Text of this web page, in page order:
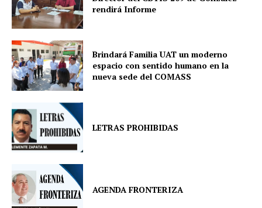
rendirá Informe
Brindará Familia UAT un moderno
espacio con sentido humano en la
nueva sede del COMASS
LETRAS PROHIBIDAS
AGENDA FRONTERIZA